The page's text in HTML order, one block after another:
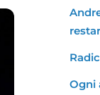
Ogni